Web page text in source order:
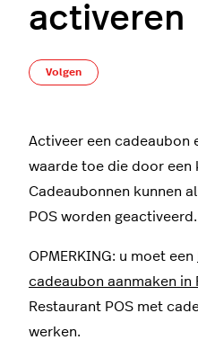
activeren
Volgen
Activeer een cadeaubon
waarde toe die door een
Cadeaubonnen kunnen
POS worden geactiveerd.
OPMERKING: u moet een
cadeaubon aanmaken in
Restaurant POS met
werken.